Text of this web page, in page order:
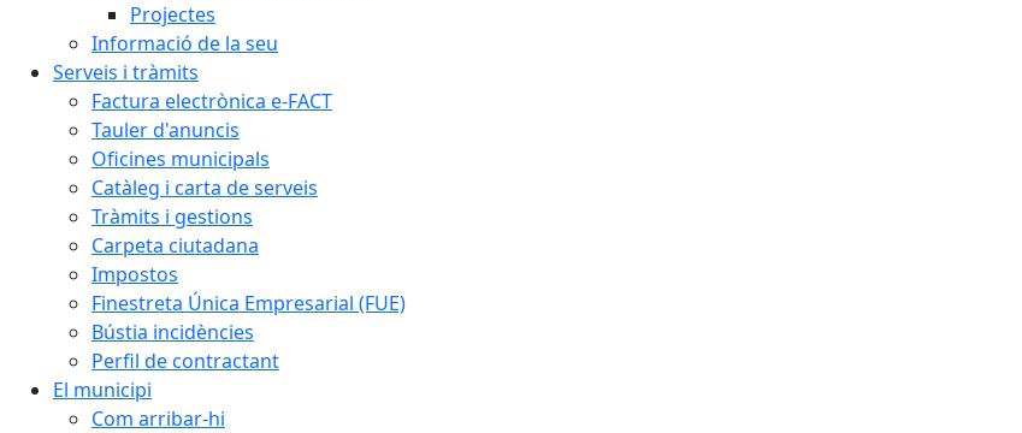
Projectes
Informació de la seu
Serveis i tràmits
Factura electrònica e-FACT
Tauler d'anuncis
Oficines municipals
Catàleg i carta de serveis
Tràmits i gestions
Carpeta ciutadana
Impostos
Finestreta Única Empresarial (FUE)
Bústia incidències
Perfil de contractant
El municipi
Com arribar-hi